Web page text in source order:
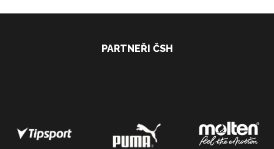
PARTNEŘI ČSH